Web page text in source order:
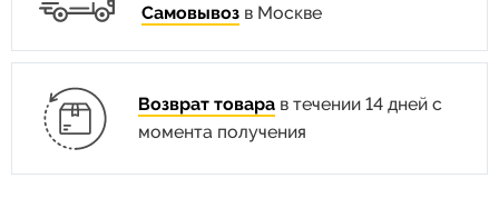
Самовывоз в Москве
Возврат товарав течении 14 дней с
момента получения